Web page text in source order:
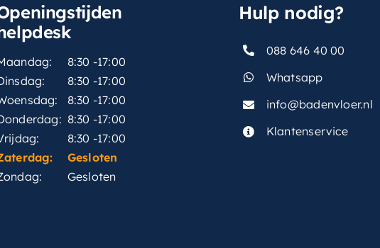
8:30 -17:00
8:30 -17:00
8:30 -17:00
8:30 -17:00
8:30 -17:00
Gesloten
Gesloten
Hulp nodig?
088 646 40 00
Whatsapp
info@badenvloer.nl
Klantenservice